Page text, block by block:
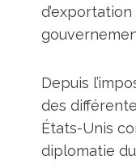
Depuis
des
États-Unis
diplomatie